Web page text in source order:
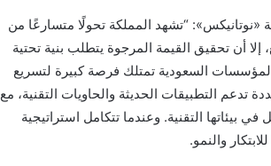
“تشهد المملكة تحولًا متسارعًا من
أن تحقيق القيمة المرجوة يتطلب بنية تحتية
المؤسسات السعودية تمتلك فرصة كبيرة لتسريع
تدعم التطبيقات الحديثة والحاويات التقنية، مع
بيئاتها التقنية. وعندما تتكامل استراتيجية
والنمو.